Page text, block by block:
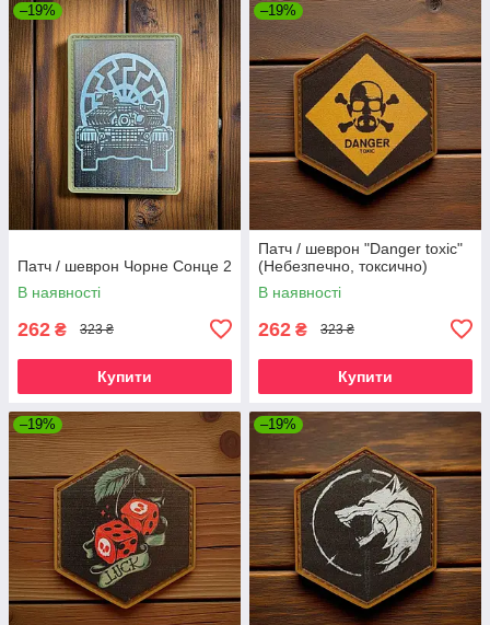
–19%
Патч / шеврон Чорне Сонце 2
В наявності
262 ₴ 323 ₴
Купити
–19%
Патч / шеврон "Danger toxic"
(Небезпечно, токсично)
В наявності
262 ₴ 323 ₴
Купити
–19% –19%